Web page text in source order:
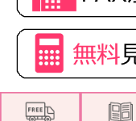
ヘリンボーンニット（ポリエ
■特徴
・おうち洗濯
・生地厚み中
・インク漏れ防止
・サイドスリット
・リボン付き